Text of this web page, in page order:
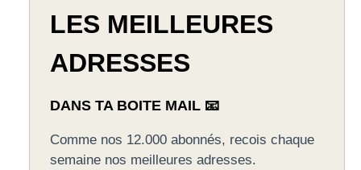
LES MEILLEURES
ADRESSES
DANS TA BOITE MAIL 📧
Comme nos 12.000 abonnés, recois chaque
semaine nos meilleures adresses.